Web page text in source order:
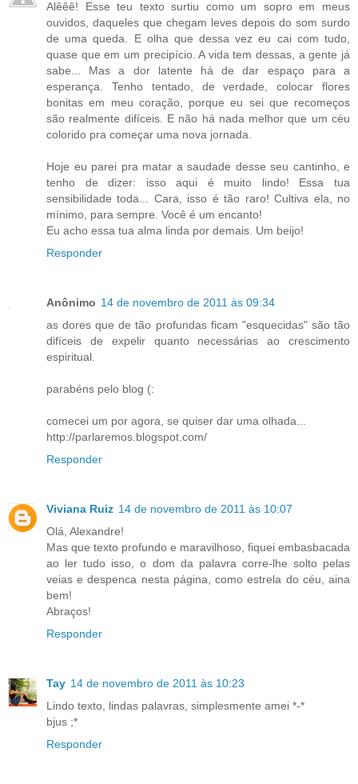
Alêêê! Esse teu texto surtiu como um sopro em meus
ouvidos, daqueles que chegam leves depois do som surdo
de uma queda. E olha que dessa vez eu cai com tudo,
quase que em um precipício. A vida tem dessas, a gente já
sabe... Mas a dor latente há de dar espaço para a
esperança. Tenho tentado, de verdade, colocar flores
bonitas em meu coração, porque eu sei que recomeços
são realmente difíceis. E não há nada melhor que um céu
colorido pra começar uma nova jornada.
Hoje eu parei pra matar a saudade desse seu cantinho, e
tenho de dizer: isso aqui é muito lindo! Essa tua
sensibilidade toda... Cara, isso é tão raro! Cultiva ela, no
mínimo, para sempre. Você é um encanto!
Eu acho essa tua alma linda por demais. Um beijo!
Responder
Anônimo 14 de novembro de 2011 às 09:34
as dores que de tão profundas ficam "esquecidas" são tão
difíceis de expelir quanto necessárias ao crescimento
espiritual.
parabéns pelo blog (:
comecei um por agora, se quiser dar uma olhada...
http://parlaremos.blogspot.com/
Responder
Viviana Ruiz 14 de novembro de 2011 às 10:07
Olá, Alexandre!
Mas que texto profundo e maravilhoso, fiquei embasbacada
ao ler tudo isso, o dom da palavra corre-lhe solto pelas
veias e despenca nesta página, como estrela do céu, aina
bem!
Abraços!
Responder
Tay 14 de novembro de 2011 às 10:23
Lindo texto, lindas palavras, simplesmente amei *-*
bjus ;*
Responder